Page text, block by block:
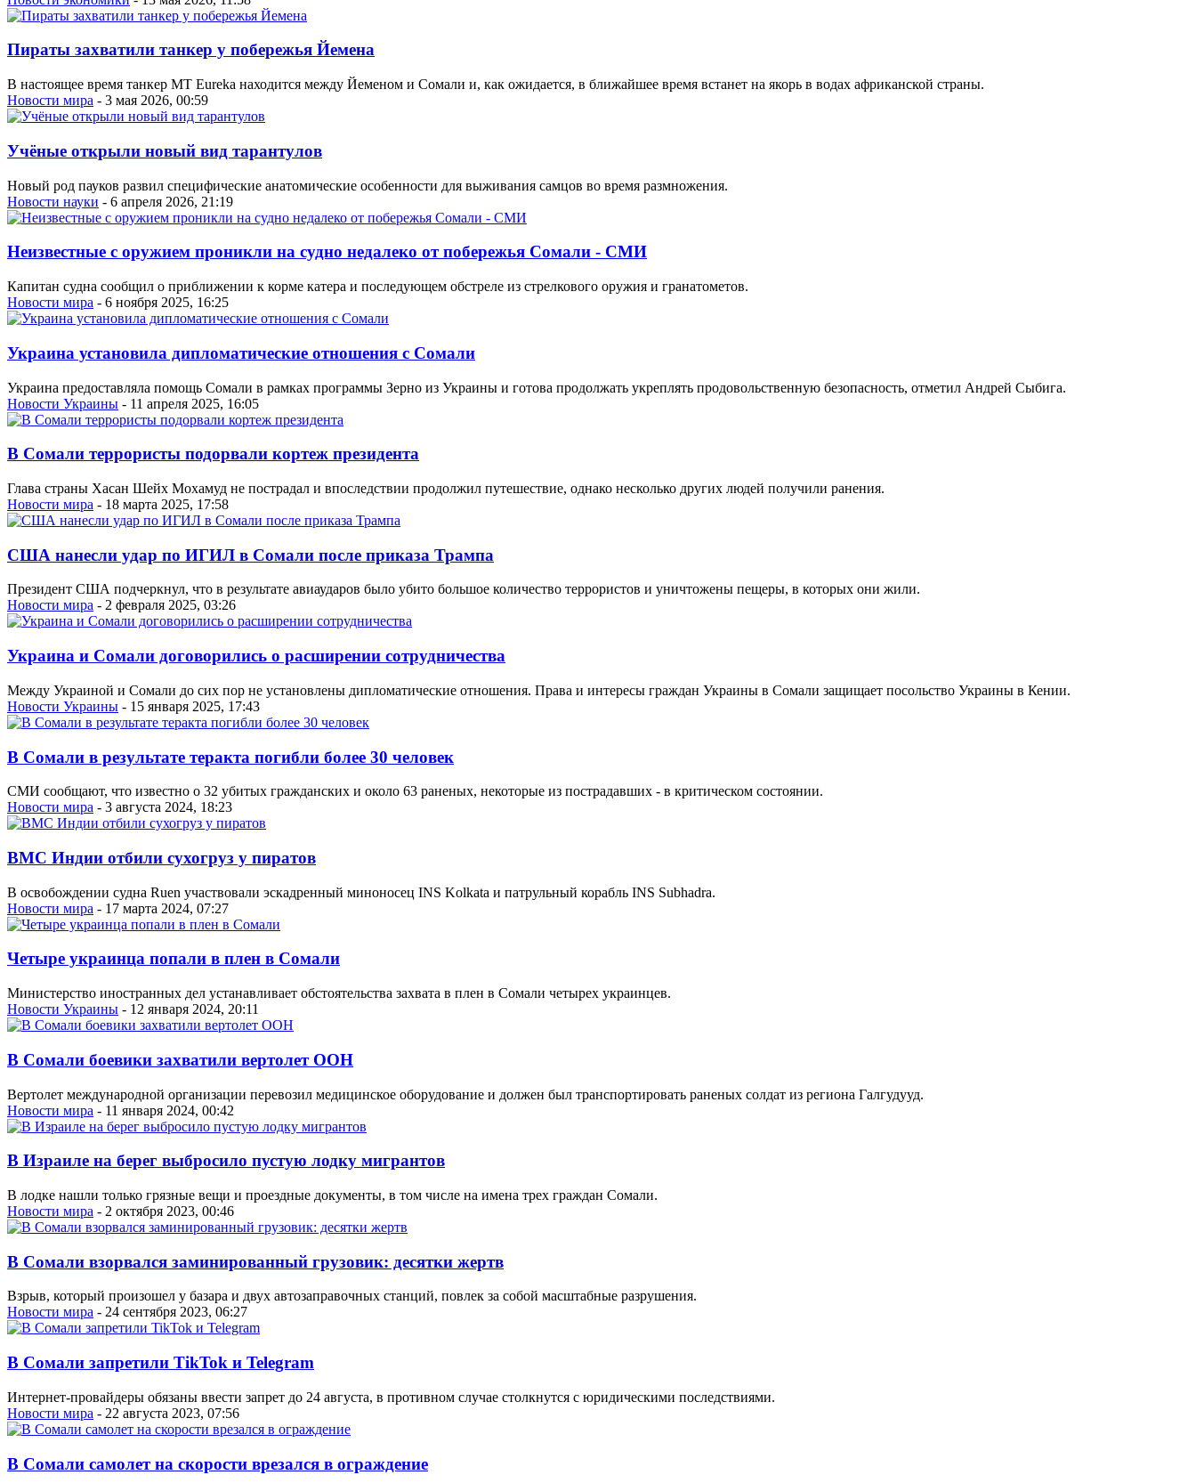
Пираты захватили танкер у побережья Йемена
В настоящее время танкер MT Eureka находится между Йеменом и Сомали и, как ожидается, в ближайшее время встанет на якорь в водах африканской страны.
Новости мира - 3 мая 2026, 00:59
Учёные открыли новый вид тарантулов
Новый род пауков развил специфические анатомические особенности для выживания самцов во время размножения.
Новости науки - 6 апреля 2026, 21:19
Неизвестные с оружием проникли на судно недалеко от побережья Сомали - СМИ
Капитан судна сообщил о приближении к корме катера и последующем обстреле из стрелкового оружия и гранатометов.
Новости мира - 6 ноября 2025, 16:25
Украина установила дипломатические отношения с Сомали
Украина предоставляла помощь Сомали в рамках программы Зерно из Украины и готова продолжать укреплять продовольственную безопасность, отметил Андрей Сыбига.
Новости Украины - 11 апреля 2025, 16:05
В Сомали террористы подорвали кортеж президента
Глава страны Хасан Шейх Мохамуд не пострадал и впоследствии продолжил путешествие, однако несколько других людей получили ранения.
Новости мира - 18 марта 2025, 17:58
США нанесли удар по ИГИЛ в Сомали после приказа Трампа
Президент США подчеркнул, что в результате авиаударов было убито большое количество террористов и уничтожены пещеры, в которых они жили.
Новости мира - 2 февраля 2025, 03:26
Украина и Сомали договорились о расширении сотрудничества
Между Украиной и Сомали до сих пор не установлены дипломатические отношения. Права и интересы граждан Украины в Сомали защищает посольство Украины в Кении.
Новости Украины - 15 января 2025, 17:43
В Сомали в результате теракта погибли более 30 человек
СМИ сообщают, что известно о 32 убитых гражданских и около 63 раненых, некоторые из пострадавших - в критическом состоянии.
Новости мира - 3 августа 2024, 18:23
ВМС Индии отбили сухогруз у пиратов
В освобождении судна Ruen участвовали эскадренный миноносец INS Kolkata и патрульный корабль INS Subhadra.
Новости мира - 17 марта 2024, 07:27
Четыре украинца попали в плен в Сомали
Министерство иностранных дел устанавливает обстоятельства захвата в плен в Сомали четырех украинцев.
Новости Украины - 12 января 2024, 20:11
В Сомали боевики захватили вертолет ООН
Вертолет международной организации перевозил медицинское оборудование и должен был транспортировать раненых солдат из региона Галгудууд.
Новости мира - 11 января 2024, 00:42
В Израиле на берег выбросило пустую лодку мигрантов
В лодке нашли только грязные вещи и проездные документы, в том числе на имена трех граждан Сомали.
Новости мира - 2 октября 2023, 00:46
В Сомали взорвался заминированный грузовик: десятки жертв
Взрыв, который произошел у базара и двух автозаправочных станций, повлек за собой масштабные разрушения.
Новости мира - 24 сентября 2023, 06:27
В Сомали запретили TikTok и Telegram
Интернет-провайдеры обязаны ввести запрет до 24 августа, в противном случае столкнутся с юридическими последствиями.
Новости мира - 22 августа 2023, 07:56
В Сомали самолет на скорости врезался в ограждение